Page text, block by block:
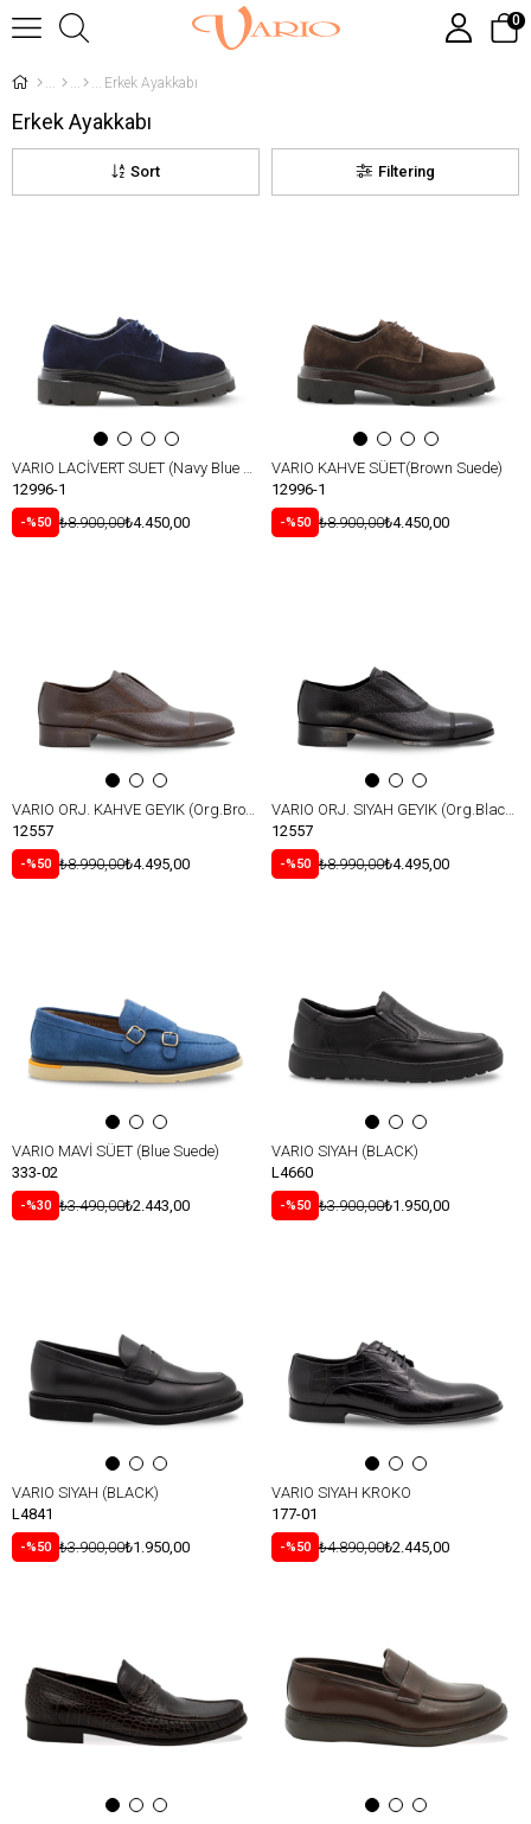
0
Erkek Ayakkabı
Erkek Ayakkabı
Filtering
Sort
VARIO LACİVERT SUET (Navy Blue Suede)
12996-1
%50 ₺4.450,00
₺8.900,00
VARIO KAHVE SÜET(Brown Suede)
12996-1
%50 ₺4.450,00
₺8.900,00
VARIO ORJ. KAHVE GEYIK (Org.Brown Deer)
12557
%50 ₺4.495,00
₺8.990,00
VARIO ORJ. SIYAH GEYIK (Org.Black Deer)
12557
%50 ₺4.495,00
₺8.990,00
VARIO MAVİ SÜET (Blue Suede)
333-02
%30 ₺2.443,00
₺3.490,00
VARIO SIYAH (BLACK)
L4660
%50 ₺1.950,00
₺3.900,00
VARIO SIYAH (BLACK)
L4841
%50 ₺1.950,00
₺3.900,00
VARIO SIYAH KROKO
177-01
%50 ₺2.445,00
₺4.890,00